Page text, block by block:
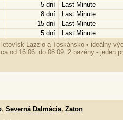
5 dní Last Minute
8 dní Last Minute
15 dní Last Minute
5 dní Last Minute
Lazzio a Toskánsko • ideálny
od 16.06. do 08.09. 2 bazény - jeden
, Severná Dalmácia, Zaton